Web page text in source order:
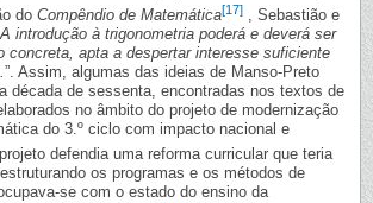
do Compêndio de Matemática[17] , Sebastião e
A introdução à trigonometria poderá e deverá ser
concreta, apta a despertar interesse suficiente
”. Assim, algumas das ideias de Manso-Preto
década de sessenta, encontradas nos textos de
no âmbito do projeto de modernização
do 3.º ciclo com impacto nacional e
defendia uma reforma curricular que teria
os programas e os métodos de
se com o estado do ensino da